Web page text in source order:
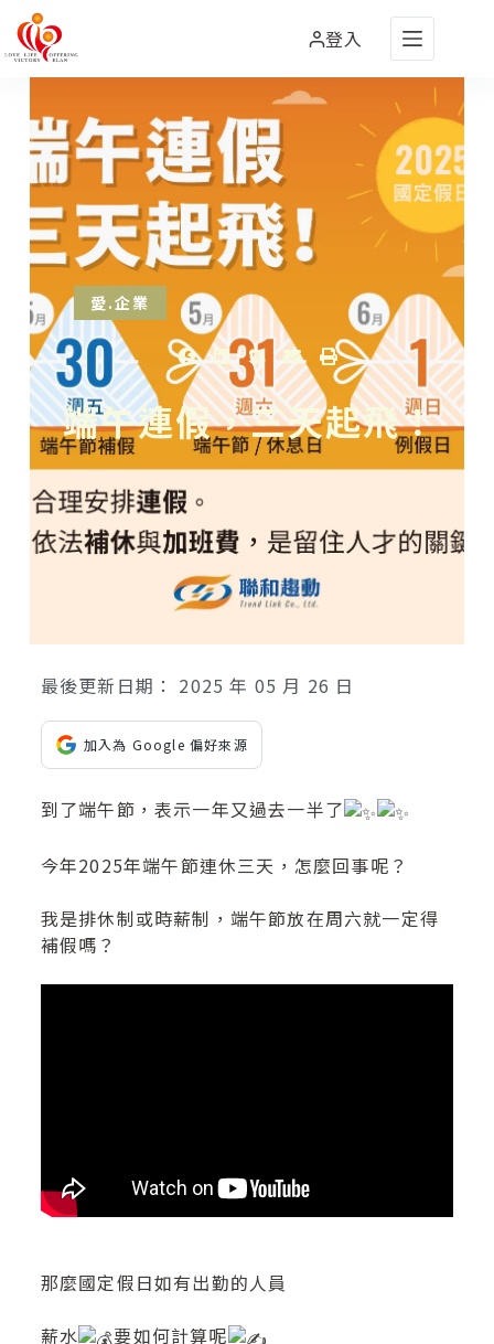
登入
愛.企業
端午連假，三天起飛！
最後更新日期： 2025 年 05 月 26 日
加入為 Google 偏好來源
到了端午節，表示一年又過去一半了
今年2025年端午節連休三天，怎麼回事呢？
我是排休制或時薪制，端午節放在周六就一定得
補假嗎？
那麼國定假日如有出勤的人員
薪水
要如何計算呢